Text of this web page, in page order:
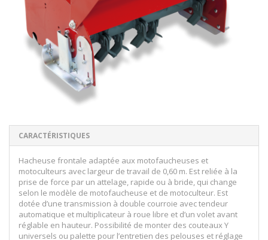
CARACTÉRISTIQUES
Hacheuse frontale adaptée aux motofaucheuses et
motoculteurs avec largeur de travail de 0,60 m. Est reliée à la
prise de force par un attelage, rapide ou à bride, qui change
selon le modèle de motofaucheuse et de motoculteur. Est
dotée d’une transmission à double courroie avec tendeur
automatique et multiplicateur à roue libre et d’un volet avant
réglable en hauteur. Possibilité de monter des couteaux Y
universels ou palette pour l’entretien des pelouses et réglage